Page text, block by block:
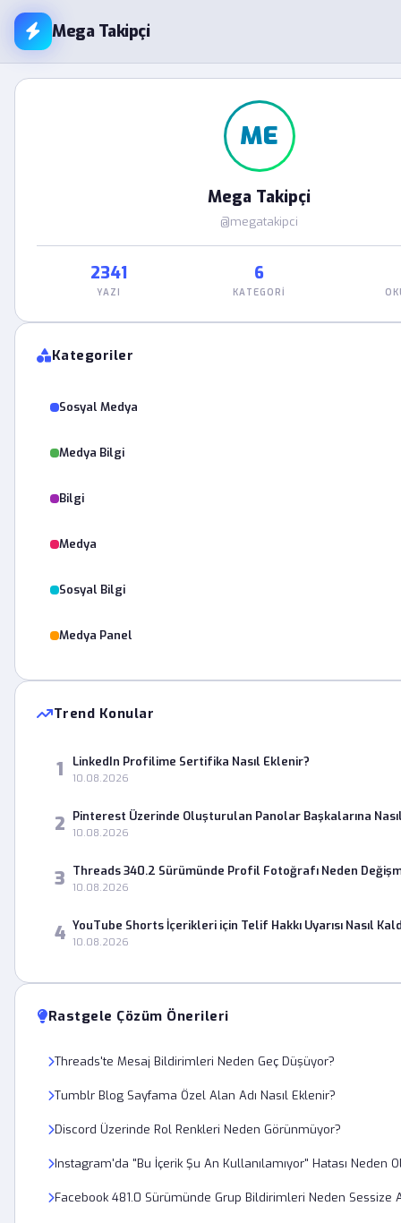
Mega Takipçi
ME
Mega Takipçi
@megatakipci
2341
YAZI
6
KATEGORI
Kategoriler
Sosyal Medya
Medya Bilgi
Bilgi
Medya
Sosyal Bilgi
Medya Panel
Trend Konular
1 LinkedIn Profilime Sertifika Nasıl Eklenir?
10.08.2026
2 Pinterest Üzerinde Oluşturulan Panolar Başkalarına
10.08.2026
3 Threads 340.2 Sürümünde Profil Fotoğrafı Neden
10.08.2026
4 YouTube Shorts İçerikleri için Telif Hakkı Uyarısı Nasıl
10.08.2026
Rastgele Çözüm Önerileri
Threads'te Mesaj Bildirimleri Neden Geç Düşüyor?
Tumblr Blog Sayfama Özel Alan Adı Nasıl Eklenir?
Discord Üzerinde Rol Renkleri Neden Görünmüyor?
Instagram'da "Bu İçerik Şu An Kullanılamıyor" Hatası Neden
Facebook 481.0 Sürümünde Grup Bildirimleri Neden Sessize